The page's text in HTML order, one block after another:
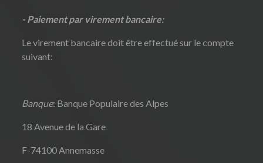
- Paiement par virement bancaire:
Le virement bancaire doit être effectué sur le compte
suivant:
Banque: Banque Populaire des Alpes
18 Avenue de la Gare
F-74100 Annemasse